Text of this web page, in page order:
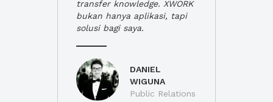
transfer knowledge. XWORK
bukan hanya aplikasi, tapi
solusi bagi saya.
DANIEL
WIGUNA
Public Relations